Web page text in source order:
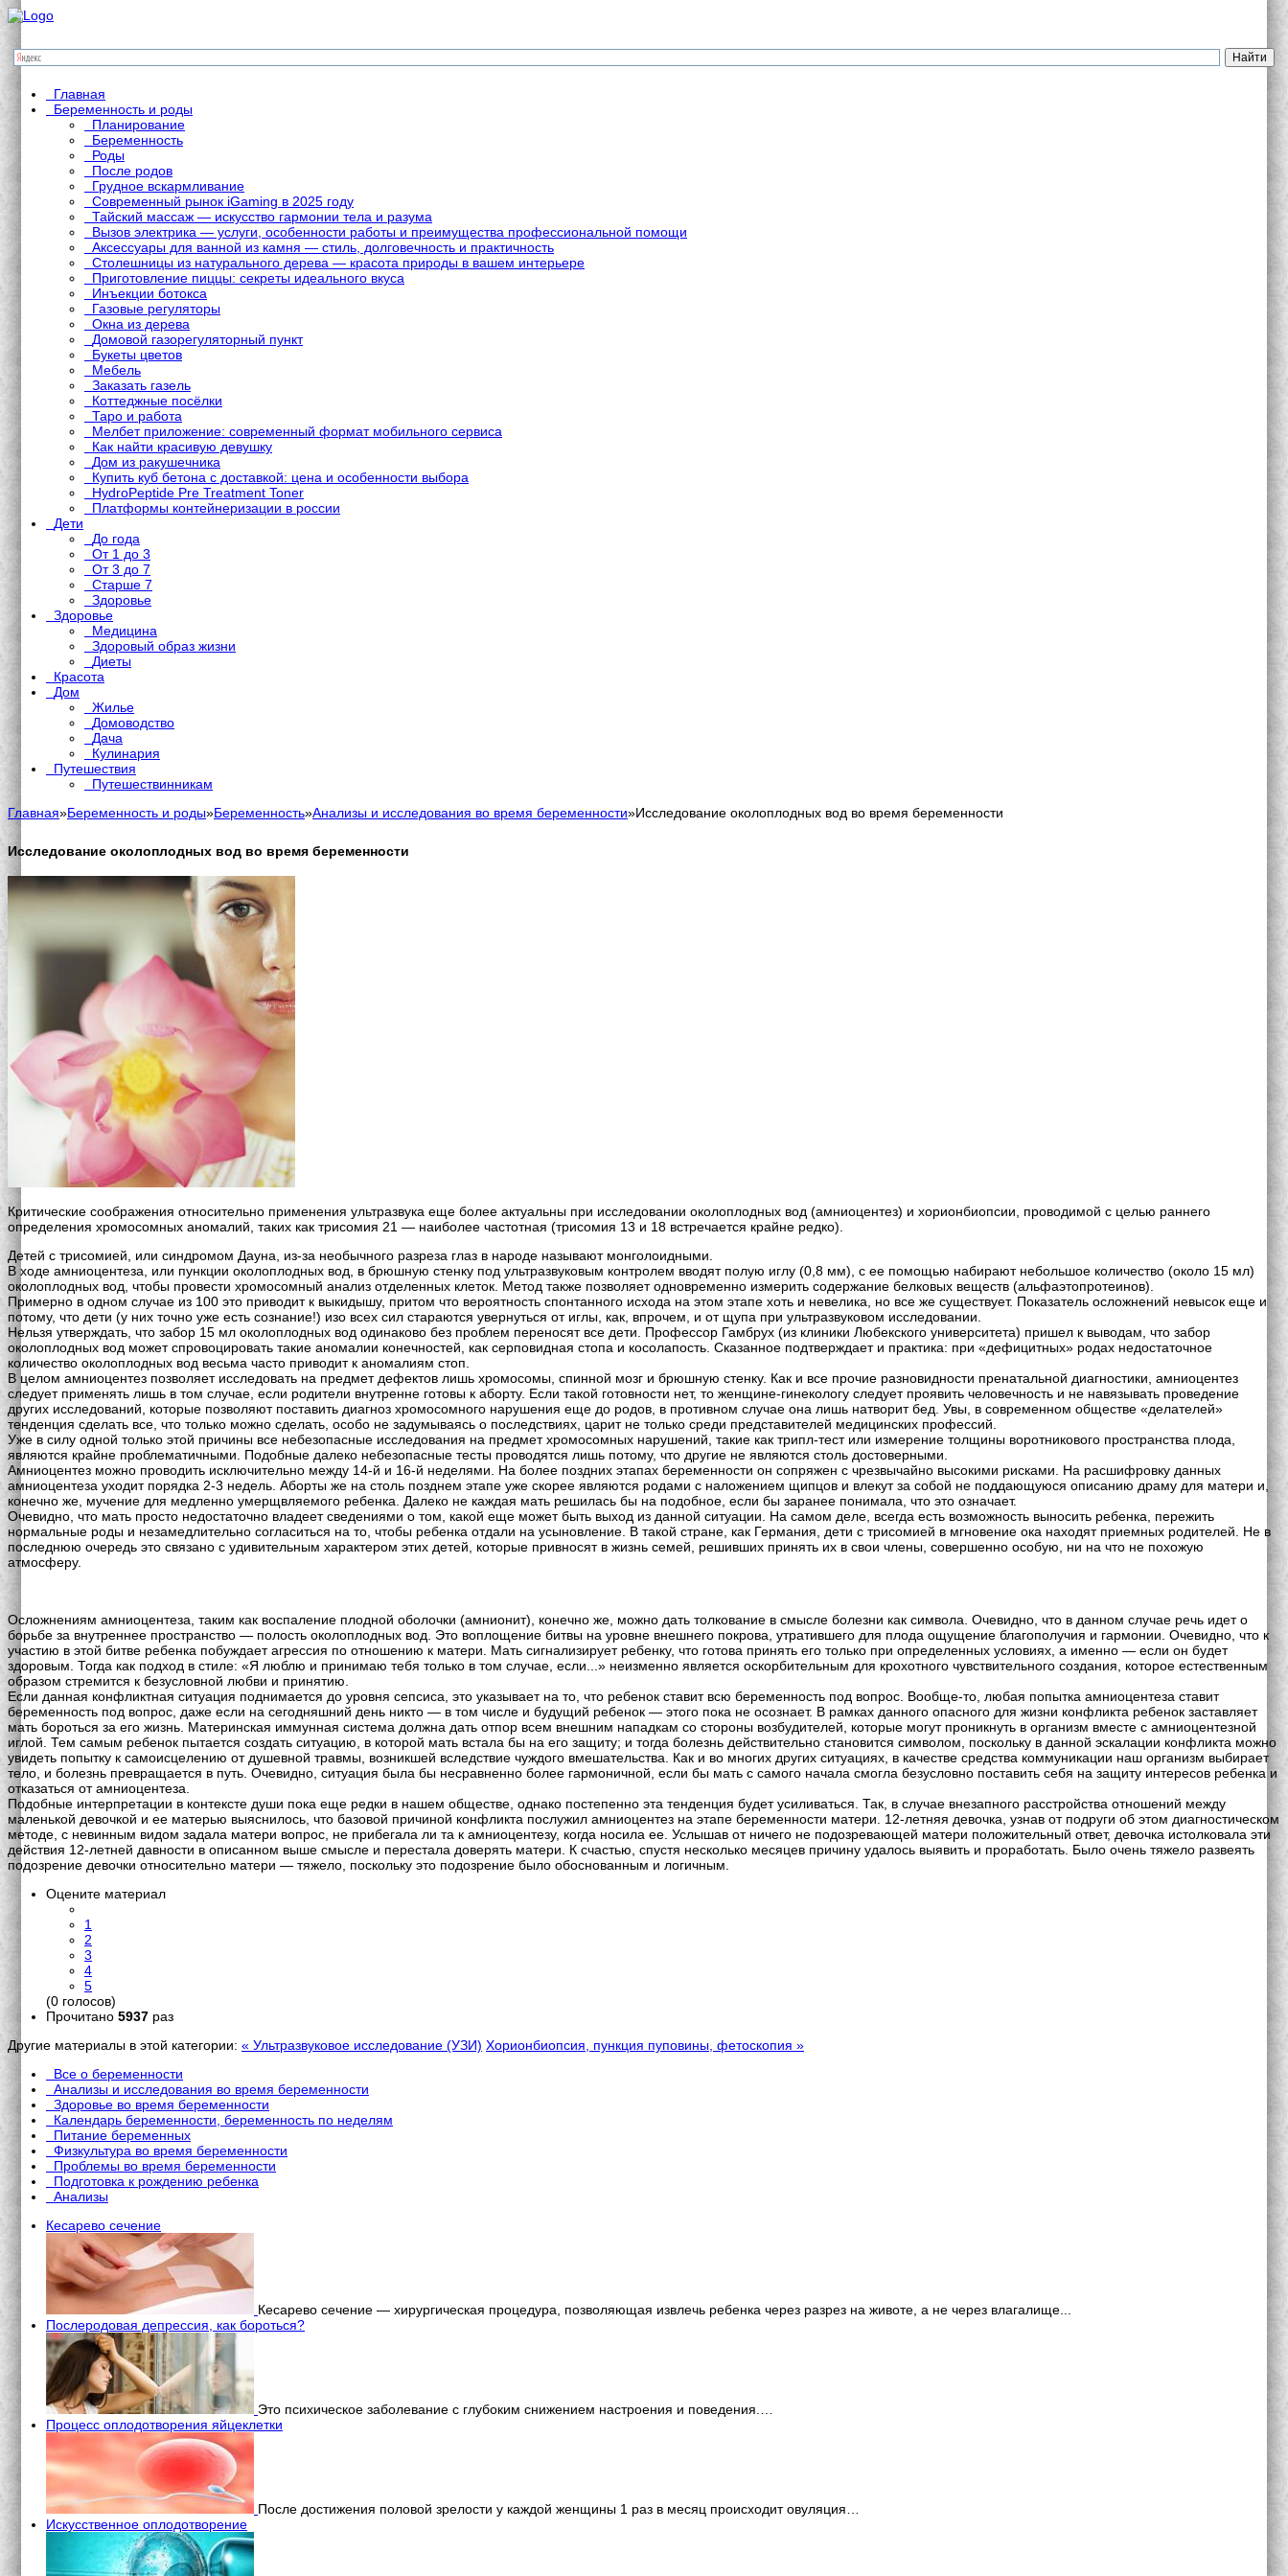
Главная
Беременность и роды
Планирование
Беременность
Роды
После родов
Грудное вскармливание
Современный рынок iGaming в 2025 году
Тайский массаж — искусство гармонии тела и разума
Вызов электрика — услуги, особенности работы и преимущества профессиональной помощи
Аксессуары для ванной из камня — стиль, долговечность и практичность
Столешницы из натурального дерева — красота природы в вашем интерьере
Приготовление пиццы: секреты идеального вкуса
Инъекции ботокса
Газовые регуляторы
Окна из дерева
Домовой газорегуляторный пункт
Букеты цветов
Мебель
Заказать газель
Коттеджные посёлки
Таро и работа
Мелбет приложение: современный формат мобильного сервиса
Как найти красивую девушку
Дом из ракушечника
Купить куб бетона с доставкой: цена и особенности выбора
HydroPeptide Pre Treatment Toner
Платформы контейнеризации в россии
Дети
До года
От 1 до 3
От 3 до 7
Старше 7
Здоровье
Здоровье
Медицина
Здоровый образ жизни
Диеты
Красота
Дом
Жилье
Домоводство
Дача
Кулинария
Путешествия
Путешествинникам
Главная»Беременность и роды»Беременность»Анализы и исследования во время беременности»Исследование околоплодных вод во время беременности
Исследование околоплодных вод во время беременности
Критические соображения относительно применения ультразвука еще более актуальны при исследовании околоплодных вод (амниоцентез) и хорионбиопсии, проводимой с целью раннего
определения хромосомных аномалий, таких как трисомия 21 — наиболее частотная (трисомия 13 и 18 встречается крайне редко).
Детей с трисомией, или синдромом Дауна, из-за необычного разреза глаз в народе называют монголоидными.
В ходе амниоцентеза, или пункции околоплодных вод, в брюшную стенку под ультразвуковым контролем вводят полую иглу (0,8 мм), с ее помощью набирают небольшое количество (около 15 мл)
околоплодных вод, чтобы провести хромосомный анализ отделенных клеток. Метод также позволяет одновременно измерить содержание белковых веществ (альфаэтопротеинов).
Примерно в одном случае из 100 это приводит к выкидышу, притом что вероятность спонтанного исхода на этом этапе хоть и невелика, но все же существует. Показатель осложнений невысок еще и
потому, что дети (у них точно уже есть сознание!) изо всех сил стараются увернуться от иглы, как, впрочем, и от щупа при ультразвуковом исследовании.
Нельзя утверждать, что забор 15 мл околоплодных вод одинаково без проблем переносят все дети. Профессор Гамбрух (из клиники Любекского университета) пришел к выводам, что забор
околоплодных вод может спровоцировать такие аномалии конечностей, как серповидная стопа и косолапость. Сказанное подтверждает и практика: при «дефицитных» родах недостаточное
количество околоплодных вод весьма часто приводит к аномалиям стоп.
В целом амниоцентез позволяет исследовать на предмет дефектов лишь хромосомы, спинной мозг и брюшную стенку. Как и все прочие разновидности пренатальной диагностики, амниоцентез
следует применять лишь в том случае, если родители внутренне готовы к аборту. Если такой готовности нет, то женщине-гинекологу следует проявить человечность и не навязывать проведение
других исследований, которые позволяют поставить диагноз хромосомного нарушения еще до родов, в противном случае она лишь натворит бед. Увы, в современном обществе «делателей»
тенденция сделать все, что только можно сделать, особо не задумываясь о последствиях, царит не только среди представителей медицинских профессий.
Уже в силу одной только этой причины все небезопасные исследования на предмет хромосомных нарушений, такие как трипл-тест или измерение толщины воротникового пространства плода,
являются крайне проблематичными. Подобные далеко небезопасные тесты проводятся лишь потому, что другие не являются столь достоверными.
Амниоцентез можно проводить исключительно между 14-й и 16-й неделями. На более поздних этапах беременности он сопряжен с чрезвычайно высокими рисками. На расшифровку данных
амниоцентеза уходит порядка 2-3 недель. Аборты же на столь позднем этапе уже скорее являются родами с наложением щипцов и влекут за собой не поддающуюся описанию драму для матери и,
конечно же, мучение для медленно умерщвляемого ребенка. Далеко не каждая мать решилась бы на подобное, если бы заранее понимала, что это означает.
Очевидно, что мать просто недостаточно владеет сведениями о том, какой еще может быть выход из данной ситуации. На самом деле, всегда есть возможность выносить ребенка, пережить
нормальные роды и незамедлительно согласиться на то, чтобы ребенка отдали на усыновление. В такой стране, как Германия, дети с трисомией в мгновение ока находят приемных родителей. Не в
последнюю очередь это связано с удивительным характером этих детей, которые привносят в жизнь семей, решивших принять их в свои члены, совершенно особую, ни на что не похожую
атмосферу.
Осложнениям амниоцентеза, таким как воспаление плодной оболочки (амнионит), конечно же, можно дать толкование в смысле болезни как символа. Очевидно, что в данном случае речь идет о
борьбе за внутреннее пространство — полость околоплодных вод. Это воплощение битвы на уровне внешнего покрова, утратившего для плода ощущение благополучия и гармонии. Очевидно, что к
участию в этой битве ребенка побуждает агрессия по отношению к матери. Мать сигнализирует ребенку, что готова принять его только при определенных условиях, а именно — если он будет
здоровым. Тогда как подход в стиле: «Я люблю и принимаю тебя только в том случае, если...» неизменно является оскорбительным для крохотного чувствительного создания, которое естественным
образом стремится к безусловной любви и принятию.
Если данная конфликтная ситуация поднимается до уровня сепсиса, это указывает на то, что ребенок ставит всю беременность под вопрос. Вообще-то, любая попытка амниоцентеза ставит
беременность под вопрос, даже если на сегодняшний день никто — в том числе и будущий ребенок — этого пока не осознает. В рамках данного опасного для жизни конфликта ребенок заставляет
мать бороться за его жизнь. Материнская иммунная система должна дать отпор всем внешним нападкам со стороны возбудителей, которые могут проникнуть в организм вместе с амниоцентезной
иглой. Тем самым ребенок пытается создать ситуацию, в которой мать встала бы на его защиту; и тогда болезнь действительно становится символом, поскольку в данной эскалации конфликта можно
увидеть попытку к самоисцелению от душевной травмы, возникшей вследствие чуждого вмешательства. Как и во многих других ситуациях, в качестве средства коммуникации наш организм выбирает
тело, и болезнь превращается в путь. Очевидно, ситуация была бы несравненно более гармоничной, если бы мать с самого начала смогла безусловно поставить себя на защиту интересов ребенка и
отказаться от амниоцентеза.
Подобные интерпретации в контексте души пока еще редки в нашем обществе, однако постепенно эта тенденция будет усиливаться. Так, в случае внезапного расстройства отношений между
маленькой девочкой и ее матерью выяснилось, что базовой причиной конфликта послужил амниоцентез на этапе беременности матери. 12-летняя девочка, узнав от подруги об этом диагностическом
методе, с невинным видом задала матери вопрос, не прибегала ли та к амниоцентезу, когда носила ее. Услышав от ничего не подозревающей матери положительный ответ, девочка истолковала эти
действия 12-летней давности в описанном выше смысле и перестала доверять матери. К счастью, спустя несколько месяцев причину удалось выявить и проработать. Было очень тяжело развеять
подозрение девочки относительно матери — тяжело, поскольку это подозрение было обоснованным и логичным.
Оцените материал
1
2
3
4
5
(0 голосов)
Прочитано 5937 раз
Другие материалы в этой категории: « Ультразвуковое исследование (УЗИ) Хорионбиопсия, пункция пуповины, фетоскопия »
Все о беременности
Анализы и исследования во время беременности
Здоровье во время беременности
Календарь беременности, беременность по неделям
Питание беременных
Физкультура во время беременности
Проблемы во время беременности
Подготовка к рождению ребенка
Анализы
Кесарево сечение
Кесарево сечение — хирургическая процедура, позволяющая извлечь ребенка через разрез на животе, а не через влагалище...
Послеродовая депрессия, как бороться?
Это психическое заболевание с глубоким снижением настроения и поведения.…
Процесс оплодотворения яйцеклетки
После достижения половой зрелости у каждой женщины 1 раз в месяц происходит овуляция…
Искусственное оплодотворение